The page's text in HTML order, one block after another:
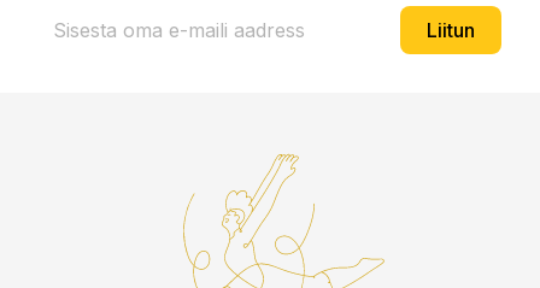
Liitun